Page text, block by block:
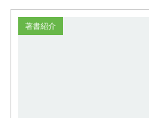
著書紹介